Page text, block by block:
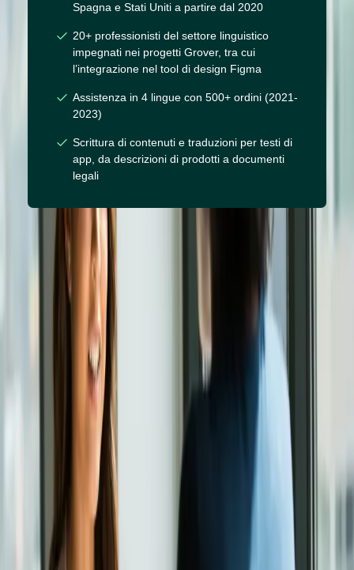
Spagna e Stati Uniti a partire dal 2020
20+ professionisti del settore linguistico
impegnati nei progetti Grover, tra cui
l’integrazione nel tool di design Figma
Assistenza in 4 lingue con 500+ ordini (2021-
2023)
Scrittura di contenuti e traduzioni per testi di
app, da descrizioni di prodotti a documenti
legali